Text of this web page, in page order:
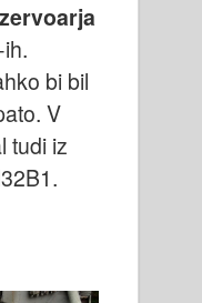
bi bil
V
tudi iz